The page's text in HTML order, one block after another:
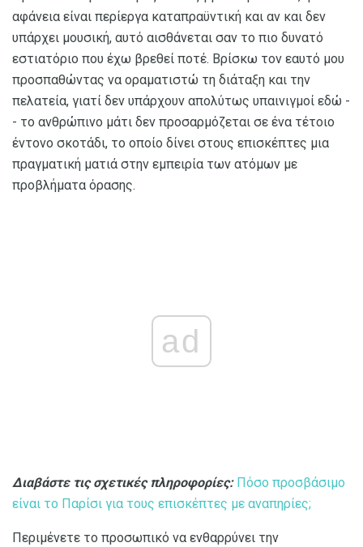
αφάνεια είναι περίεργα καταπραϋντική και αν και δεν
υπάρχει μουσική, αυτό αισθάνεται σαν το πιο δυνατό
εστιατόριο που έχω βρεθεί ποτέ. Βρίσκω τον εαυτό μου
προσπαθώντας να οραματιστώ τη διάταξη και την
πελατεία, γιατί δεν υπάρχουν απολύτως υπαινιγμοί εδώ -
- το ανθρώπινο μάτι δεν προσαρμόζεται σε ένα τέτοιο
έντονο σκοτάδι, το οποίο δίνει στους επισκέπτες μια
πραγματική ματιά στην εμπειρία των ατόμων με
προβλήματα όρασης.
ad
Διαβάστε τις σχετικές πληροφορίες: Πόσο προσβάσιμο
είναι το Παρίσι για τους επισκέπτες με αναπηρίες;
Περιμένετε το προσωπικό να ενθαρρύνει την